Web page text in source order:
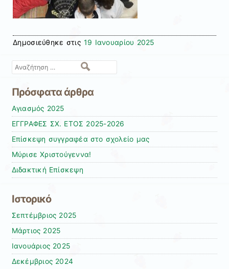
Δημοσιεύθηκε στις 19 Ιανουαρίου 2025
Αναζήτηση
Πρόσφατα άρθρα
Αγιασμός 2025
ΕΓΓΡΑΦΕΣ ΣΧ. ΕΤΟΣ 2025-2026
Επίσκεψη συγγραφέα στο σχολείο μας
Μύρισε Χριστούγεννα!
Διδακτική Επίσκεψη
Ιστορικό
Σεπτέμβριος 2025
Μάρτιος 2025
Ιανουάριος 2025
Δεκέμβριος 2024